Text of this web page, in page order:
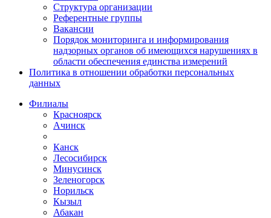
Структура организации
Референтные группы
Вакансии
Порядок мониторинга и информирования
надзорных органов об имеющихся нарушениях в
области обеспечения единства измерений
Политика в отношении обработки персональных
данных
Филиалы
Красноярск
Ачинск
Канск
Лесосибирск
Минусинск
Зеленогорск
Норильск
Кызыл
Абакан